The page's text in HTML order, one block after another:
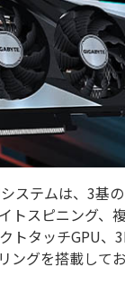
ステムは、3基
トスピニング、
トタッチGPU、
ングを搭載して